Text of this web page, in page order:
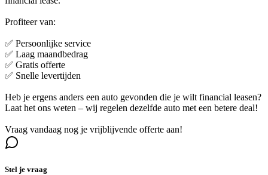
Profiteer van:
✅ Persoonlijke service
✅ Laag maandbedrag
✅ Gratis offerte
✅ Snelle levertijden
Heb je ergens anders een auto gevonden die je wilt financial leasen?
Laat het ons weten – wij regelen dezelfde auto met een betere deal!
Vraag vandaag nog je vrijblijvende offerte aan!
Stel je vraag